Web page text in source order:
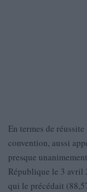
En termes de
convention, aussi
presque
République le 3 avril
qui le précédait